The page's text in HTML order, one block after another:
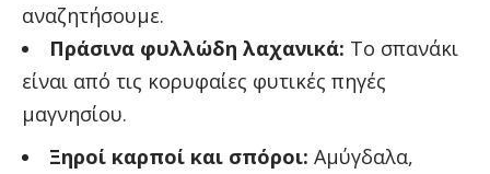
αναζητήσουμε.
Πράσινα φυλλώδη λαχανικά: Το σπανάκι
είναι από τις κορυφαίες φυτικές πηγές
μαγνησίου.
Ξηροί καρποί και σπόροι: Αμύγδαλα,